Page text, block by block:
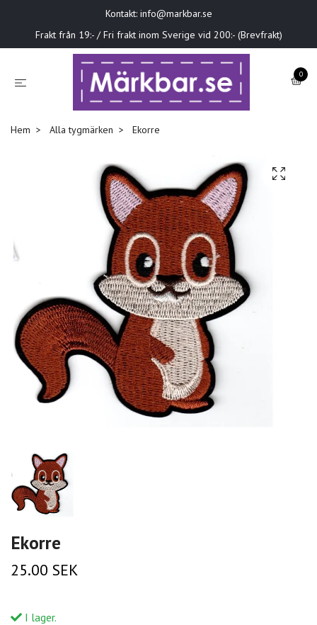
Kontakt: info@markbar.se
Frakt från 19:- / Fri frakt inom Sverige vid 200:- (Brevfrakt)
0
Hem Alla tygmärken Ekorre
Ekorre
25.00 SEK
I lager.